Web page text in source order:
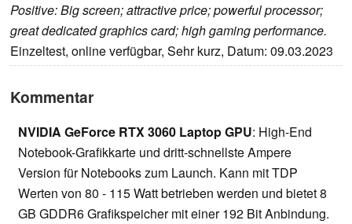
Positive: Big screen; attractive price; powerful processor;
great dedicated graphics card; high gaming performance.
Einzeltest, online verfügbar, Sehr kurz, Datum: 09.03.2023
Kommentar
NVIDIA GeForce RTX 3060 Laptop GPU: High-End
Notebook-Grafikkarte und dritt-schnellste Ampere
Version für Notebooks zum Launch. Kann mit TDP
Werten von 80 - 115 Watt betrieben werden und bietet 8
GB GDDR6 Grafikspeicher mit einer 192 Bit Anbindung.